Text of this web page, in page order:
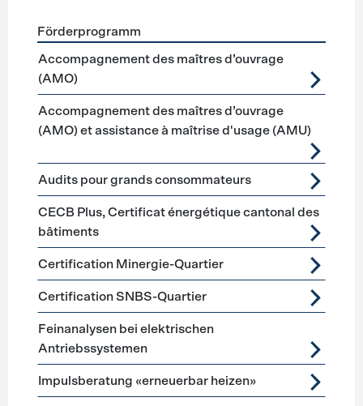
Förderprogramme Beratung
Förderprogramm
Accompagnement des maîtres d’ouvrage
(AMO)
Accompagnement des maîtres d’ouvrage
(AMO) et assistance à maîtrise d'usage (AMU)
Audits pour grands consommateurs
CECB Plus, Certificat énergétique cantonal des
bâtiments
Certification Minergie-Quartier
Certification SNBS-Quartier
Feinanalysen bei elektrischen
Antriebssystemen
Impulsberatung «erneuerbar heizen»